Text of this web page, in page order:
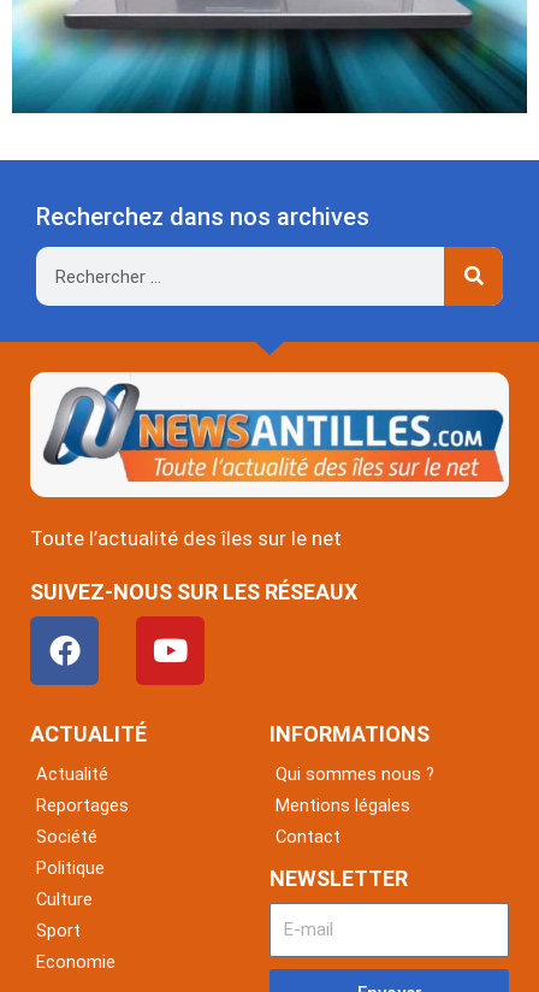
Recherchez dans nos archives
Rechercher
Toute l’actualité des îles sur le net
SUIVEZ-NOUS SUR LES RÉSEAUX
F
a
c
e
o
o
k
Y
o
u
ACTUALITÉ
Actualité
Reportages
Société
Politique
Culture
Sport
Economie
INFORMATIONS
Qui sommes nous ?
Mentions légales
Contact
NEWSLETTER